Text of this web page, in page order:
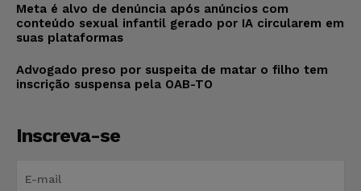
Meta é alvo de denúncia após anúncios com
conteúdo sexual infantil gerado por IA circularem em
suas plataformas
Advogado preso por suspeita de matar o filho tem
inscrição suspensa pela OAB-TO
Inscreva-se